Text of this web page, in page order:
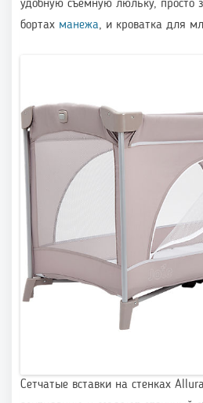
удобную съёмную люльку, просто
бортах манежа, и кроватка для
Сетчатые вставки на стенках